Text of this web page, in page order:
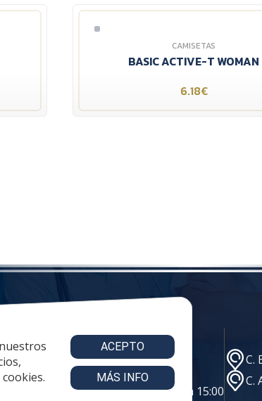
ACEPTO
MÁS INFO
CAMISETAS
BASIC ACTIVE-T WOMAN
6.18€
70 47
a Jueves: 8:00 a 16:00 | viernes: 8:00 a 15:00
C.
C.